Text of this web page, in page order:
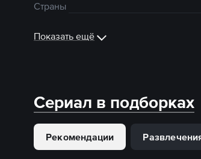
Страны
Показать ещё
Сериал в подборках
Рекомендации